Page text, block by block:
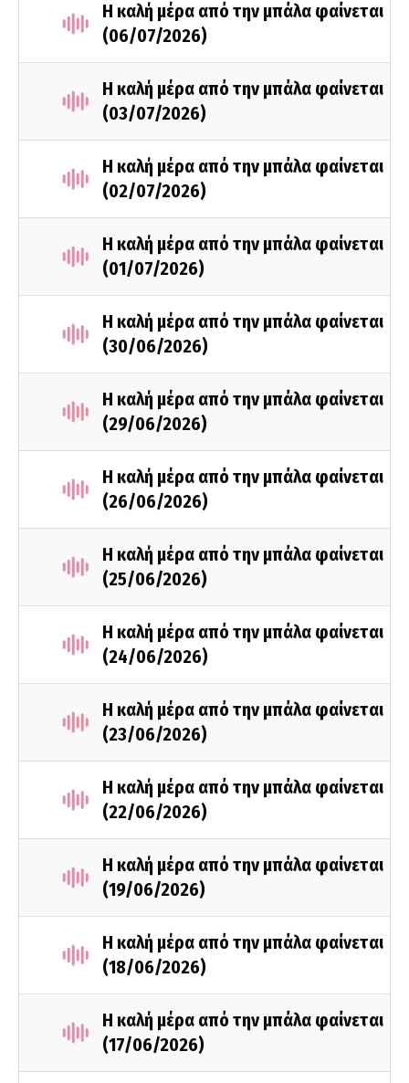
Η καλή μέρα από την μπάλα φαίνεται
(06/07/2026)
Η καλή μέρα από την μπάλα φαίνεται
(03/07/2026)
Η καλή μέρα από την μπάλα φαίνεται
(02/07/2026)
Η καλή μέρα από την μπάλα φαίνεται
(01/07/2026)
Η καλή μέρα από την μπάλα φαίνεται
(30/06/2026)
Η καλή μέρα από την μπάλα φαίνεται
(29/06/2026)
Η καλή μέρα από την μπάλα φαίνεται
(26/06/2026)
Η καλή μέρα από την μπάλα φαίνεται
(25/06/2026)
Η καλή μέρα από την μπάλα φαίνεται
(24/06/2026)
Η καλή μέρα από την μπάλα φαίνεται
(23/06/2026)
Η καλή μέρα από την μπάλα φαίνεται
(22/06/2026)
Η καλή μέρα από την μπάλα φαίνεται
(19/06/2026)
Η καλή μέρα από την μπάλα φαίνεται
(18/06/2026)
Η καλή μέρα από την μπάλα φαίνεται
(17/06/2026)